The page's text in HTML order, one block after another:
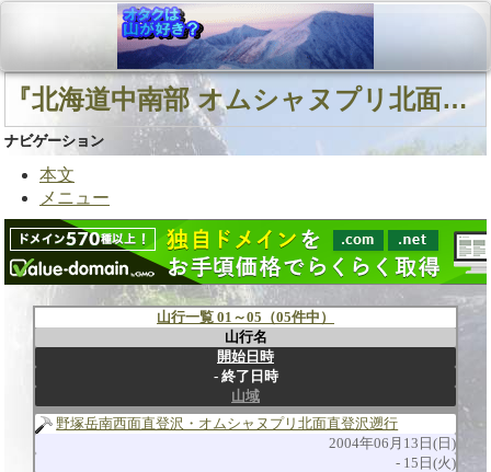
『北海道中南部 オムシャヌプリ北面直登沢』に関連する山行
ナビゲーション
本文
メニュー
山行一覧 01～05（05件中）
山行名
開始日時
終了日時
山域
野塚岳南西面直登沢・オムシャヌプリ北面直登沢遡行
2004年06月13日(日)
15日(火)